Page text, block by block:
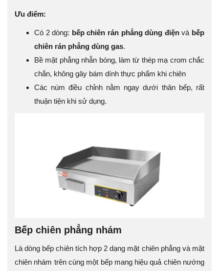
Ưu điểm:
Có 2 dòng: bếp chiên rán phẳng dùng điệnvà bếp
chiên rán phẳng dùng gas.
Bề mặt phẳng nhẵn bóng, làm từ thép mạ crom chắc
chắn, không gây bám dính thực phẩm khi chiên
Các núm điều chỉnh nằm ngay dưới thân bếp, rất
thuận tiện khi sử dụng.
Bếp chiên phẳng nhám
Là dòng bếp chiên tích hợp 2 dạng mặt chiên phẳng và mặt
chiên nhám trên cùng một bếp mang hiệu quả chiên nướng